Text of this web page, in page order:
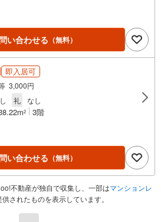
い合わせる （無料）
即入居可
3,000円
礼 なし
2 3階
い合わせる （無料）
不動産が独自で収集し、一部はマンションレ
されたものを表示しています。